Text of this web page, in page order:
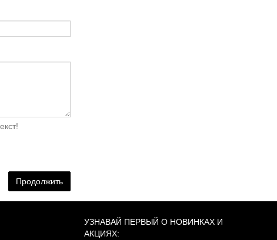
Продолжить
УЗНАВАЙ ПЕРВЫЙ О НОВИНКАХ И
АКЦИЯХ: